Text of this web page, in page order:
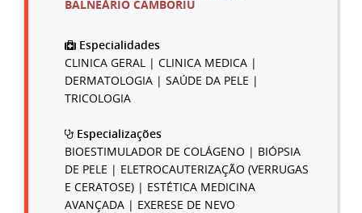
BALNEÁRIO CAMBORIU
Especialidades
CLINICA GERAL | CLINICA MEDICA |
DERMATOLOGIA | SAÚDE DA PELE |
TRICOLOGIA
Especializações
BIOESTIMULADOR DE COLÁGENO | BIÓPSIA
DE PELE | ELETROCAUTERIZAÇÃO (VERRUGAS
E CERATOSE) | ESTÉTICA MEDICINA
AVANÇADA | EXERESE DE NEVO